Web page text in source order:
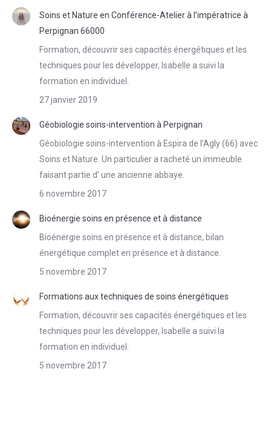
Soins et Nature en Conférence-Atelier à l’impératrice à
Perpignan 66000
Formation, découvrir ses capacités énergétiques et les
techniques pour les développer, Isabelle a suivi la
formation en individuel.
27 janvier 2019
Géobiologie soins-intervention à Perpignan
Géobiologie soins-intervention à Espira de l’Agly (66) avec
Soins et Nature. Un particulier a racheté un immeuble
faisant partie d’ une ancienne abbaye.
6 novembre 2017
Bioénergie soins en présence et à distance
Bioénergie soins en présence et à distance, bilan
énergétique complet en présence et à distance.
5 novembre 2017
Formations aux techniques de soins énergétiques
Formation, découvrir ses capacités énergétiques et les
techniques pour les développer, Isabelle a suivi la
formation en individuel.
5 novembre 2017